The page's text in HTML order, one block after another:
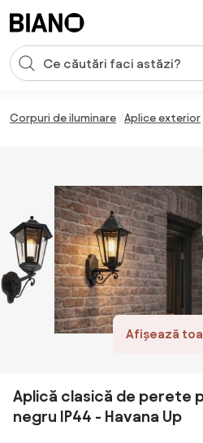
Introducerea căutării
Corpuri de iluminare Aplice exterior
Afișează
Aplică clasică de perete
negru IP44 - Havana Up